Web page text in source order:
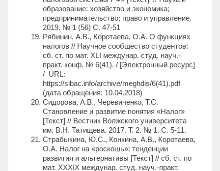
образование: хозяйство и экономика;
предпринимательство; право и управление.
2019. № 1 (56) С. 47-51
Рябинин, А.В., Коротаева, О.А. О функциях
налогов // Научное сообщество студентов:
сб. ст. по мат. XLI междунар. студ. науч.-
практ. конф. № 6(41). / [Электронный ресурс]
/ URL:
https://sibac.info/archive/meghdis/6(41).pdf
(дата обращения: 10.04.2018)
Сидорова, А.В., Черевиченко, Т.С.
Становление и развитие понятия «Налог»
[Текст] // Вестник Волжского университета
им. В.Н. Татищева. 2017. Т. 2. № 1. С. 5-11.
Страбыкина, Ю.С., Конкина, А.В., Коротаева,
О.А. Налог на «роскошь»: тенденции
развития и альтернативы [Текст] // сб. ст. по
мат. XXXIX междунар. студ. науч.-практ.